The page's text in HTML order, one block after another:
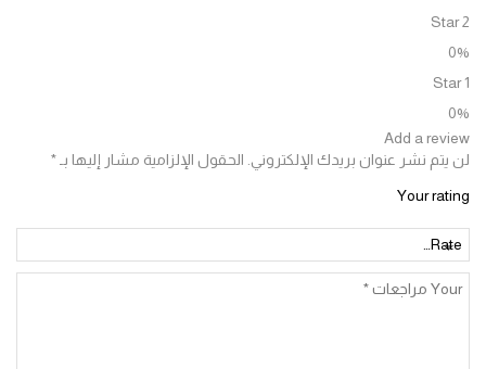
Add a
نشر عنوان بريدك الإلكتروني. الحقول الإلزامية مشار إليها بـ*
Your